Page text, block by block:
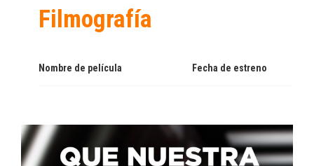
Filmografía
Nombre de película Fecha de estreno